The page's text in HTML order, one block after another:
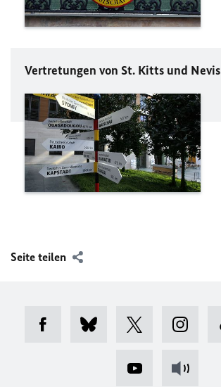
Vertretungen von St. Kitts und Nevis
Seite teilen